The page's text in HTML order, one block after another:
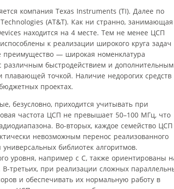
компания Texas Instruments (TI). Далее по
(AT&T). Как ни странно, занимающая
находится на 4 месте. Тем не менее ЦСП
к реализации широкого круга задач
преимущество — широкая номенклатура
различным быстродействием и
точкой. Наличие недорогих средств
проектах.
безусловно, приходится учитывать при
частота ЦСП не превышает 50–100 МГц, что
Во-вторых, каждое семейство ЦСП
невозможным перенос реализованного
библиотек алгоритмов.
уровня, например с С, также ориентированы
третьих, при реализации сложных
и обеспечивать их нормальную работу в